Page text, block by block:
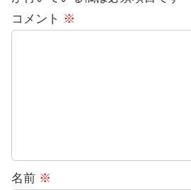
コメント ※
名前 ※